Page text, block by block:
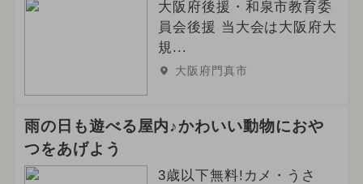
大阪府後援・和泉市教育委
員会後援 当大会は大阪府大
規...
大阪府門真市
雨の日も遊べる屋内♪かわいい動物におや
つをあげよう
3歳以下無料!カメ・うさ